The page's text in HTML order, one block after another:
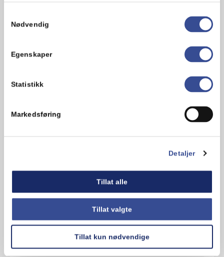
Nødvendig
Egenskaper
Statistikk
Markedsføring
Detaljer
Tillat alle
Tillat valgte
Tillat kun nødvendige
Svar
1 år siden
Bjørn Eide
Kjempegode vafler.🙂🙂